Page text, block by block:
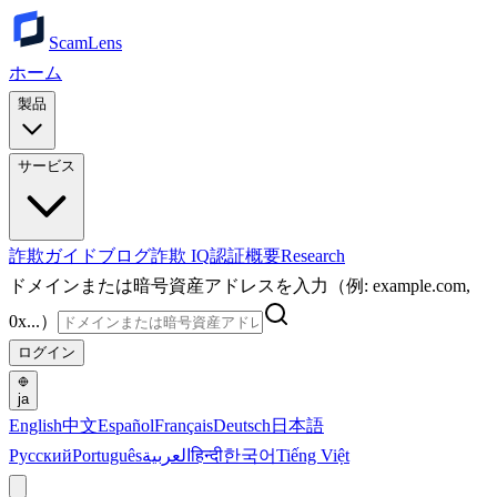
ScamLens
ホーム
製品
サービス
詐欺ガイドブログ詐欺 IQ認証概要Research
ドメインまたは暗号資産アドレスを入力（例: example.com,
0x...）
ログイン
ja
English中文EspañolFrançaisDeutsch 日本語
РусскийPortuguêsالعربيةहिन्दी한국어Tiếng Việt